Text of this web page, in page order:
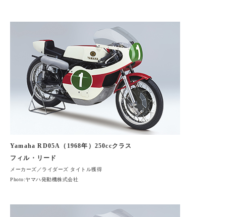
Yamaha RD05A（1968年）250ccクラス
フィル・リード
メーカーズ／ライダーズ タイトル獲得
Photo:ヤマハ発動機株式会社